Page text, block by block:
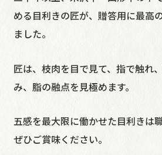
める目利きの匠が、贈答用に最高
ました。
匠は、枝肉を目で見て、指で触れ
み、脂の融点を見極めます。
五感を最大限に働かせた目利きは
ぜひご賞味ください。